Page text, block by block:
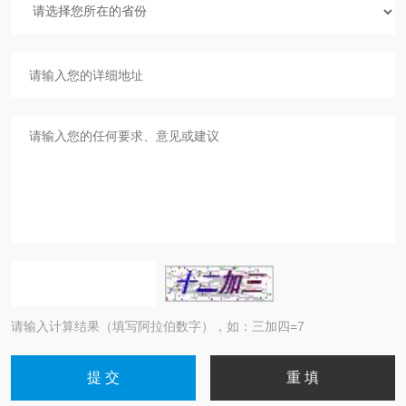
请输入计算结果（填写阿拉伯数字），如：三加四=7